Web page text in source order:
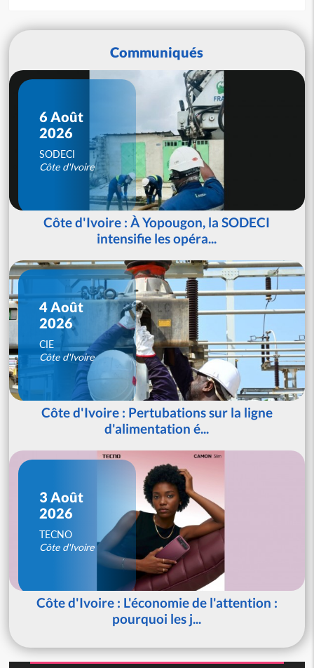
Communiqués
6 Août
2026
SODECI
Côte d'Ivoire
Côte d'Ivoire : À Yopougon, la SODECI
intensifie les opéra...
4 Août
2026
CIE
Côte d'Ivoire
Côte d'Ivoire : Pertubations sur la ligne
d'alimentation é...
3 Août
2026
TECNO
Côte d'Ivoire
Côte d'Ivoire : L'économie de l'attention :
pourquoi les j...